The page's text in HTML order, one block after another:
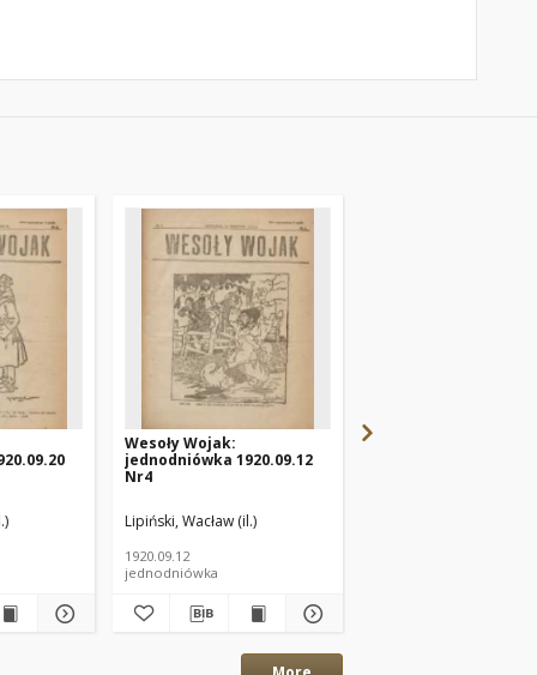
Wesoły Wojak:
jednodniówka 1920.09.12
Nr4
Lipiński, Wacław (il.)
1920.09.12
jednodniówka